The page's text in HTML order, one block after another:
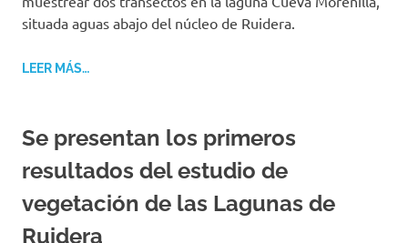
situada aguas abajo del núcleo de Ruidera.
LEER MÁS…
Se presentan los primeros
resultados del estudio de
vegetación de las Lagunas de
Ruidera